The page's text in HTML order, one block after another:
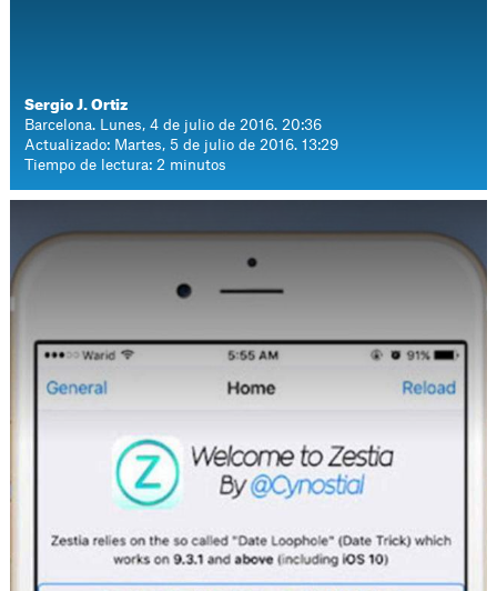
Sergio J. Ortiz
Barcelona. Lunes, 4 de julio de 2016. 20:36
Actualizado: Martes, 5 de julio de 2016. 13:29
Tiempo de lectura: 2 minutos